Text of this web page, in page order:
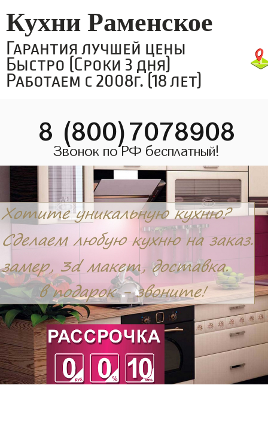
Кухни Раменское
Гарантия лучшей цены
Быстро (Сроки 3 дня)
Работаем с 2008г. (18 лет)
8 (800)7078908
Звонок по РФ бесплатный!